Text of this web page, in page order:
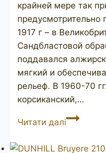
крайней мере так
предусмотрительно
1917 г – в
Сандбластовой
поддавался
мягкий и
рельеф. В 1960-70
корсиканский,…
Читати даліDUNHILL
21111